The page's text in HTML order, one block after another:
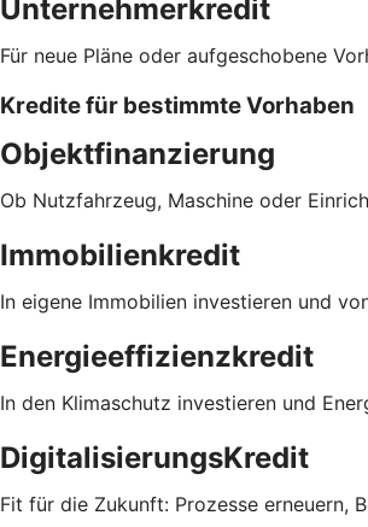
Unternehmerkredit
Für neue Pläne oder aufgeschobene
Kredite für bestimmte Vorhaben
Objektfinanzierung
Ob Nutzfahrzeug, Maschine oder
Immobilienkredit
In eigene Immobilien investieren und
Energieeffizienzkredit
In den Klimaschutz investieren und
DigitalisierungsKredit
Fit für die Zukunft: Prozesse erneuern,